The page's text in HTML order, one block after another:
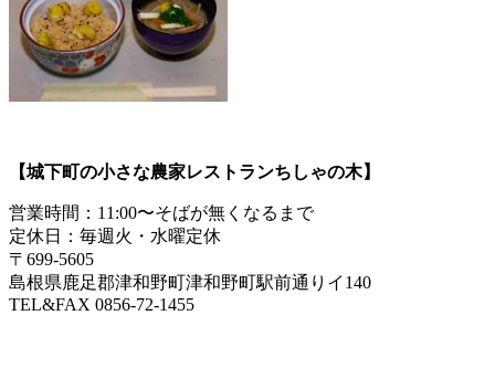
【城下町の小さな農家レストランちしゃの木】
営業時間：11:00〜そばが無くなるまで
定休日：毎週火・水曜定休
〒699-5605
島根県鹿足郡津和野町津和野町駅前通りイ140
TEL&FAX 0856-72-1455